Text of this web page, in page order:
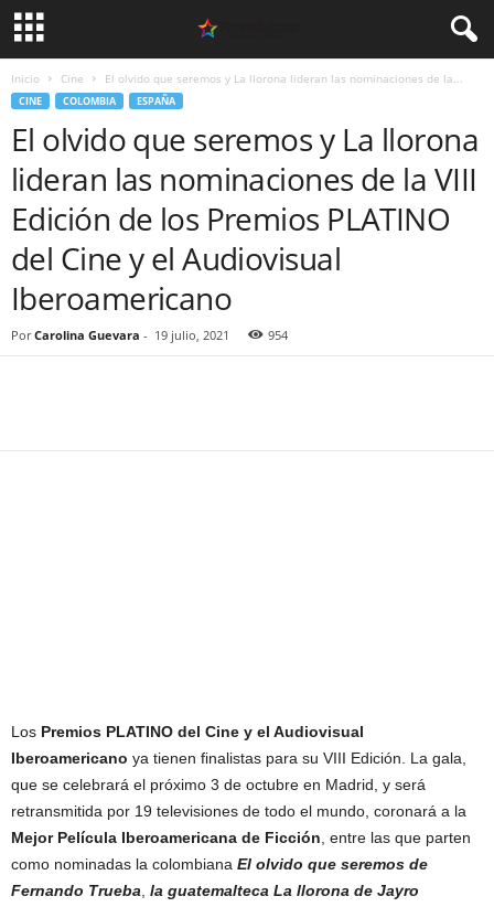
Inicio Cine El olvido que seremos y La llorona lideran las nominaciones de la...
CINE COLOMBIA ESPAÑA
El olvido que seremos y La llorona
lideran las nominaciones de la VIII
Edición de los Premios PLATINO
del Cine y el Audiovisual
Iberoamericano
Por Carolina Guevara - 19 julio, 2021 954
Los Premios PLATINO del Cine y el Audiovisual
Iberoamericano ya tienen finalistas para su VIII Edición. La gala,
que se celebrará el próximo 3 de octubre en Madrid, y será
retransmitida por 19 televisiones de todo el mundo, coronará a la
Mejor Película Iberoamericana de Ficción , entre las que parten
como nominadas la colombiana El olvido que seremos de
Fernando Trueba la guatemalteca La llorona de Jayro